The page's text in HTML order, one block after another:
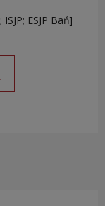
ISJP; ESJP Bań]
zostanie otwarty